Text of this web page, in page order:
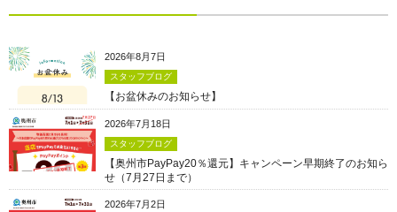
2026年8月7日
スタッフブログ
【お盆休みのお知らせ】
2026年7月18日
スタッフブログ
【奥州市PayPay20％還元】キャンペーン早期終了のお知ら
せ（7月27日まで）
2026年7月2日